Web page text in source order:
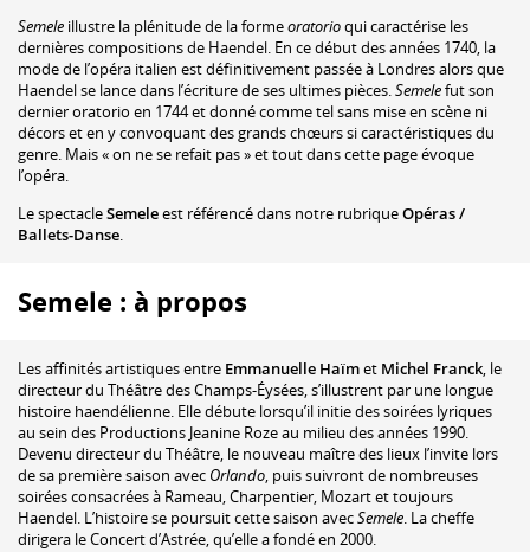
Semele illustre la plénitude de la formeoratorioqui caractérise les
dernières compositions de Haendel. En ce début des années 1740, la
mode de l’opéra italien est définitivement passée à Londres alors que
Haendel se lance dans l’écriture de ses ultimes pièces.Semelefut son
dernier oratorio en 1744 et donné comme tel sans mise en scène ni
décors et en y convoquant des grands chœurs si caractéristiques du
genre. Mais « on ne se refait pas » et tout dans cette page évoque
l’opéra.
Le spectacleSemeleest référencé dans notre rubriqueOpéras /
Ballets-Danse.
Semele : à propos
Les affinités artistiques entre Emmanuelle Haïmet Michel Franck, le
directeur du Théâtre des Champs-Éysées, s’illustrent par une longue
histoire haendélienne. Elle débute lorsqu’il initie des soirées lyriques
au sein des Productions Jeanine Roze au milieu des années 1990.
Devenu directeur du Théâtre, le nouveau maître des lieux l’invite lors
de sa première saison avec Orlando, puis suivront de nombreuses
soirées consacrées à Rameau, Charpentier, Mozart et toujours
Haendel. L’histoire se poursuit cette saison avecSemele. La cheffe
dirigera le Concert d’Astrée, qu’elle a fondé en 2000.